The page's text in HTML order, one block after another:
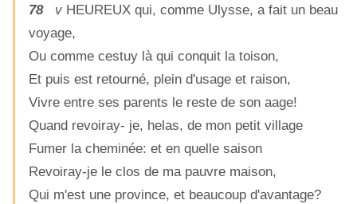
78v HEUREUX qui, comme Ulysse, a fait un beau
voyage,
Ou comme cestuy là qui conquit la toison,
Et puis est retourné, plein d'usage et raison,
Vivre entre ses parents le reste de son aage!
Quand revoiray- je, helas, de mon petit village
Fumer la cheminée: et en quelle saison
Revoiray-je le clos de ma pauvre maison,
Qui m'est une province, et beaucoup d'avantage?